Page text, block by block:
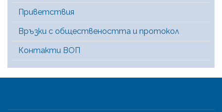
Приветствия
Връзки с обществеността и протокол
Контакти ВОП